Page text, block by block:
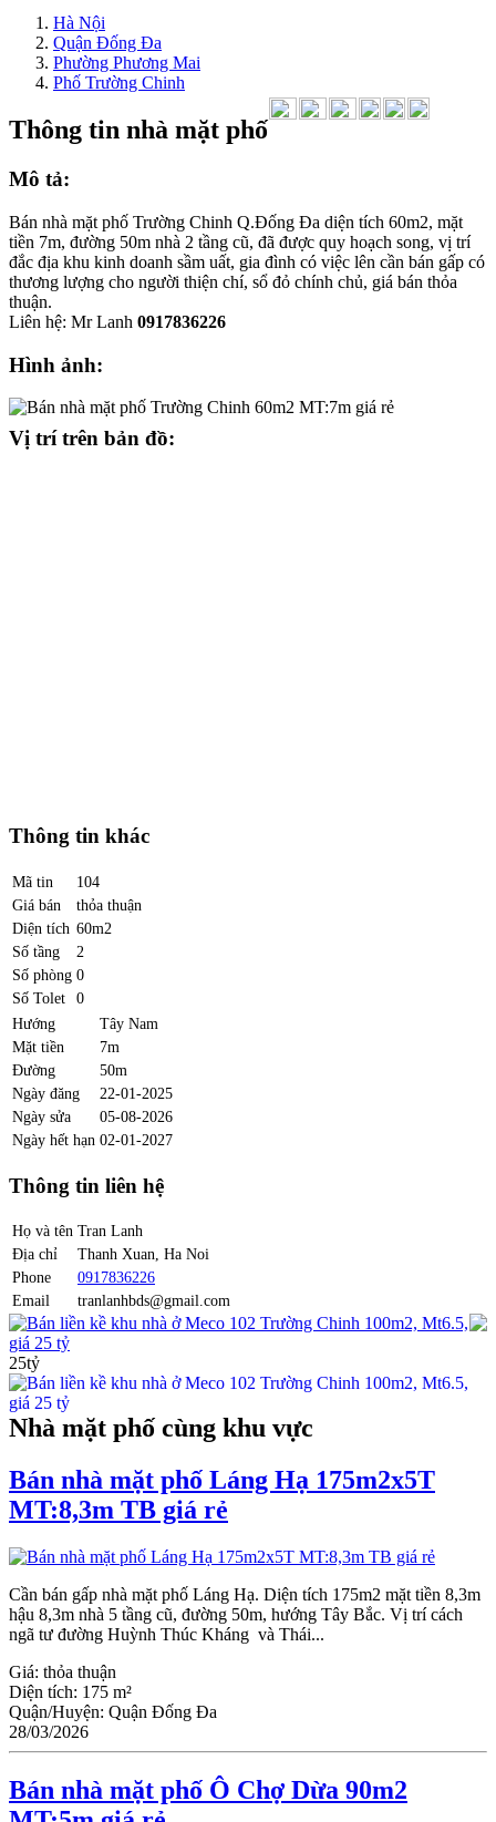
Hà Nội
Quận Đống Đa
Phường Phương Mai
Phố Trường Chinh
Thông tin nhà mặt phố
Mô tả:
Bán nhà mặt phố Trường Chinh Q.Đống Đa diện tích 60m2, mặt
tiền 7m, đường 50m nhà 2 tầng cũ, đã được quy hoạch song, vị trí
đắc địa khu kinh doanh sầm uất, gia đình có việc lên cần bán gấp có
thương lượng cho người thiện chí, sổ đỏ chính chủ, giá bán thỏa
thuận.
Liên hệ: Mr Lanh 0917836226
Hình ảnh:
Vị trí trên bản đồ:
Thông tin khác
Mã tin
104
Giá bán
thỏa thuận
Diện tích 60m2
Số tầng
2
Số phòng 0
Số Tolet
0
Hướng
Tây Nam
Mặt tiền
7m
Đường
50m
Ngày đăng
22-01-2025
Ngày sửa
05-08-2026
Ngày hết hạn 02-01-2027
Thông tin liên hệ
Họ và tên Tran Lanh
Địa chỉ
Thanh Xuan, Ha Noi
Phone
0917836226
Email
tranlanhbds@gmail.com
Bán liền kề khu nhà ở Meco 102 Trường Chinh 100m2, Mt6.5,
giá 25 tỷ
25tỷ
Nhà mặt phố cùng khu vực
Bán nhà mặt phố Láng Hạ 175m2x5T
MT:8,3m TB giá rẻ
Cần bán gấp nhà mặt phố Láng Hạ. Diện tích 175m2 mặt tiền 8,3m
hậu 8,3m nhà 5 tầng cũ, đường 50m, hướng Tây Bắc. Vị trí cách
ngã tư đường Huỳnh Thúc Kháng và Thái...
Giá: thỏa thuận
Diện tích: 175 m²
Quận/Huyện: Quận Đống Đa
28/03/2026
Bán nhà mặt phố Ô Chợ Dừa 90m2